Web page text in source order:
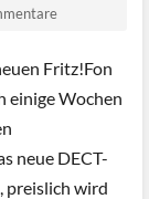
Fritz!Fon
einige Wochen
neue DECT-
preislich wird